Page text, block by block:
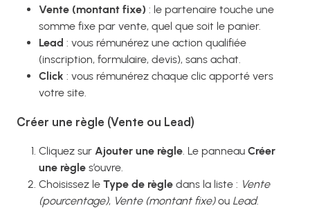
Vente (montant fixe) : le partenaire touche une
somme fixe par vente, quel que soit le panier.
Lead : vous rémunérez une action qualifiée
(inscription, formulaire, devis), sans achat.
Click : vous rémunérez chaque clic apporté vers
votre site.
Créer une règle (Vente ou Lead)
Cliquez sur Ajouter une règle. Le panneau Créer
une règle s’ouvre.
Choisissez le Type de règle dans la liste : Vente
(pourcentage), Vente (montant fixe)ou Lead.